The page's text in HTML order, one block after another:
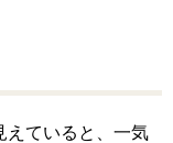
えていると、一気